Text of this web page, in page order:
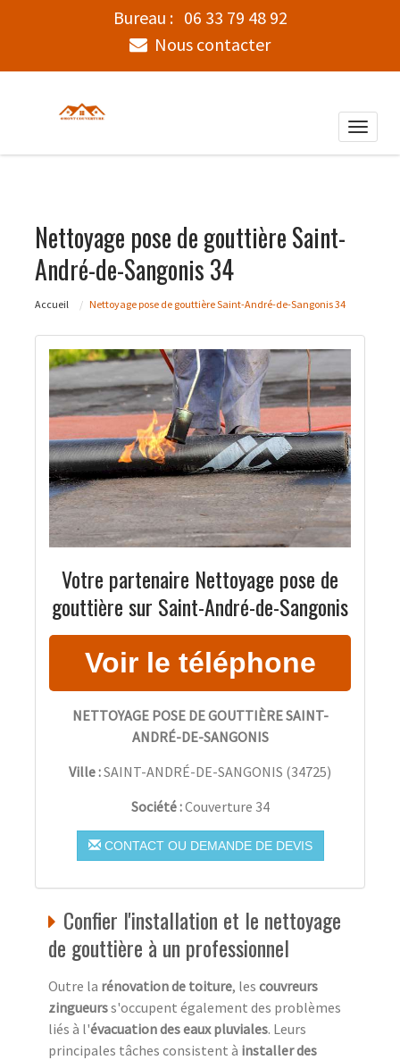
Bureau : 06 33 79 48 92
Nous contacter
Toggle
Nettoyage pose de gouttière Saint-
André-de-Sangonis 34
Accueil Nettoyage pose de gouttière Saint-André-de-Sangonis 34
Votre partenaire Nettoyage pose de
gouttière sur Saint-André-de-Sangonis
NETTOYAGE POSE DE GOUTTIÈRE SAINT-
ANDRÉ-DE-SANGONIS
Ville :SAINT-ANDRÉ-DE-SANGONIS (34725)
Société :Couverture 34
CONTACT OU DEMANDE DE DEVIS
Confier l'installation et le nettoyage
de gouttière à un professionnel
Outre la rénovation de toiture, les couvreurs
zingueurss'occupent également des problèmes
liés à l'évacuation des eaux pluviales. Leurs
principales tâches consistent à installer des